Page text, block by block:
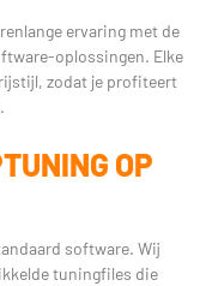
ervaring met de
oplossingen. Elke
zodat je profiteert
OP
software. Wij
tuningfiles die